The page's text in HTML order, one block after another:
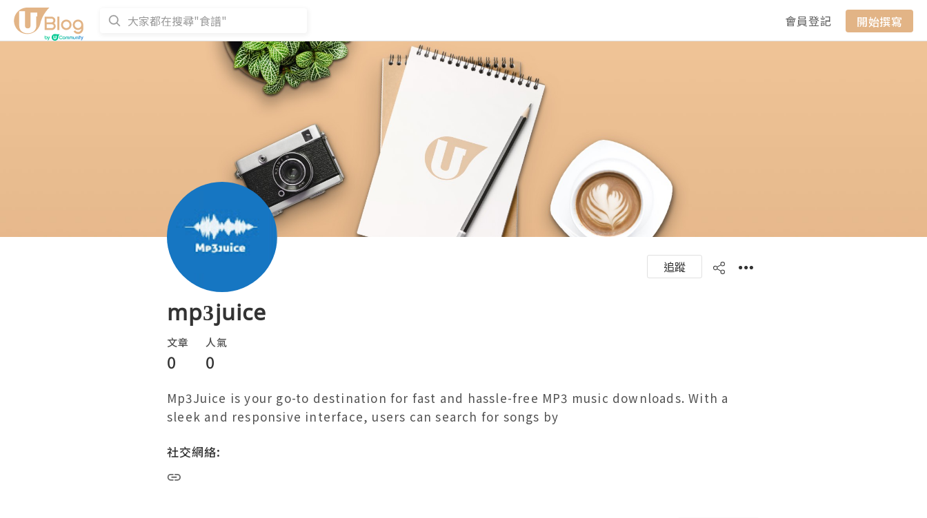
會員登記 開始撰寫
追蹤
mp3juice
文章
0
人氣
0
Mp3Juice is your go-to destination for fast and hassle-free MP3 music downloads. With a
sleek and responsive interface, users can search for songs by
社交網絡: